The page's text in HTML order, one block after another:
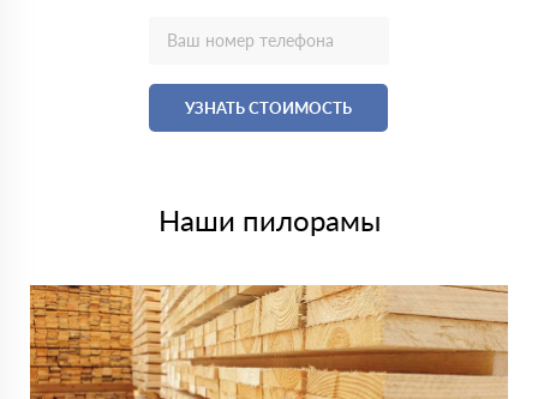
УЗНАТЬ СТОИМОСТЬ
Наши пилорамы